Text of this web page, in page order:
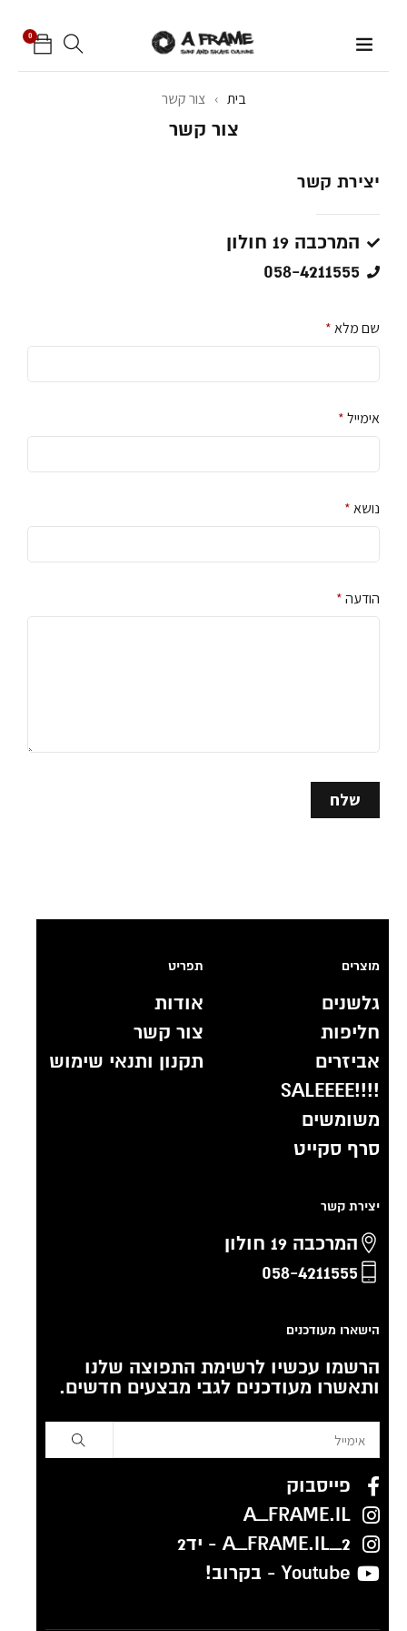
0
בית › צור קשר
צור קשר
יצירת קשר
המרכבה 19 חולון
058-4211555
שם מלא*
אימייל*
נושא*
הודעה*
מוצרים
גלשנים
חליפות
אביזרים
!!!!SALEEEE
משומשים
סרף סקייט
תפריט
אודות
צור קשר
תקנון ותנאי שימוש
יצירת קשר
המרכבה 19 חולון
058-4211555
הישארו מעודכנים
הרשמו עכשיו לרשימת התפוצה שלנו
ותאשרו מעודכנים לגבי מבצעים חדשים.
פייסבוק
A_FRAME.IL
A_FRAME.IL_2 - יד2
Youtube - בקרוב!